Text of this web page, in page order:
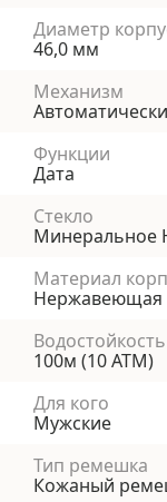
Диаметр
46,0 мм
Механизм
Функции
Дата
Стекло
Минеральное
Материал
Нержавеющая
Водостойкость
100м (10 АТМ)
Для кого
Мужские
Тип ремешка
Кожаный